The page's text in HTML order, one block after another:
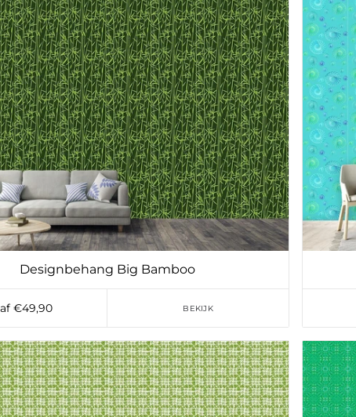
Toevoegen aan verlanglijst
Designbehang Big Bamboo
€49,90 BEKIJK